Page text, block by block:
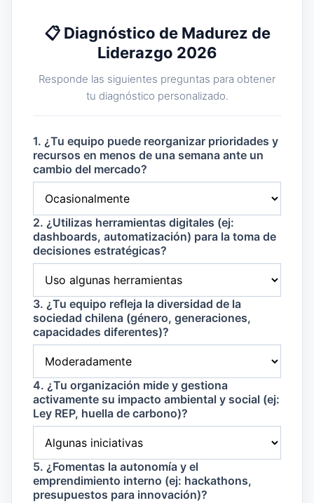
📋 Diagnóstico de Madurez de
Liderazgo 2026
Responde las siguientes preguntas para obtener
tu diagnóstico personalizado.
1. ¿Tu equipo puede reorganizar prioridades y
recursos en menos de una semana ante un
cambio del mercado?
2. ¿Utilizas herramientas digitales (ej:
dashboards, automatización) para la toma de
decisiones estratégicas?
3. ¿Tu equipo refleja la diversidad de la
sociedad chilena (género, generaciones,
capacidades diferentes)?
4. ¿Tu organización mide y gestiona
activamente su impacto ambiental y social (ej:
Ley REP, huella de carbono)?
5. ¿Fomentas la autonomía y el
emprendimiento interno (ej: hackathons,
presupuestos para innovación)?